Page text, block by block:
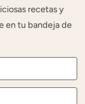
recetas y
en tu bandeja de